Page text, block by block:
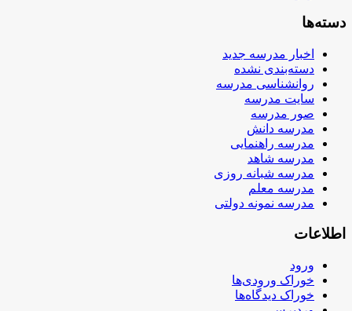
دسته‌ها
اخبار مدرسه جدید
دسته‌بندی نشده
روانشناسی مدرسه
سایت مدرسه
صور مدرسه
مدرسه دانش
مدرسه راهنمایی
مدرسه شاهد
مدرسه شبانه روزی
مدرسه معلم
مدرسه نمونه دولتی
اطلاعات
ورود
خوراک ورودی‌ها
خوراک دیدگاه‌ها